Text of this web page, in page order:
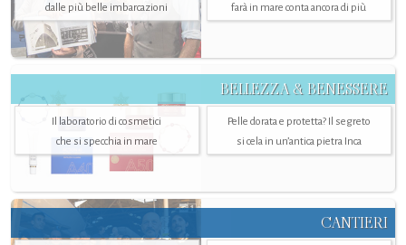
dalle più belle imbarcazioni
farà in mare conta ancora di più
BELLEZZA & BENESSERE
Il laboratorio di cosmetici
che si specchia in mare
Pelle dorata e protetta? Il segreto
si cela in un’antica pietra Inca
CANTIERI